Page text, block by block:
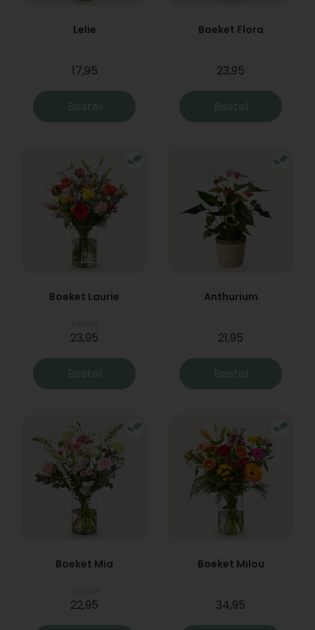
Lelie
17,95
Bestel
Boeket Flora
23,95
Bestel
Boeket Laurie
23,95
Bestel
Anthurium
21,95
Bestel
Boeket Mia
22,95
Boeket Milou
34,95